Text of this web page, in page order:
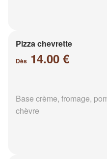
Pizza chevrette
Dès 14.00 €
Base crème, fromage,
chèvre